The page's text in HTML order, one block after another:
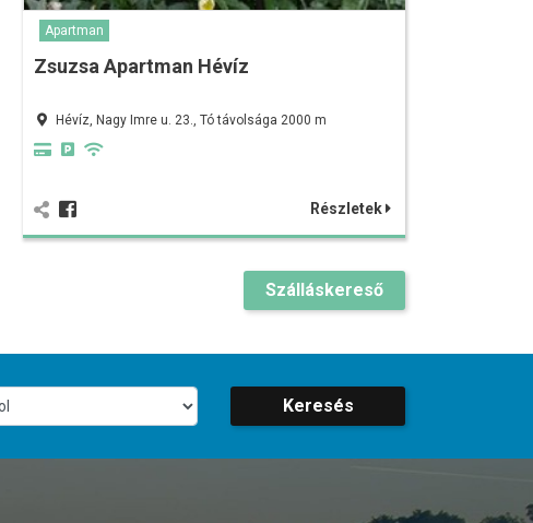
Apartman
Zsuzsa Apartman Hévíz
Hévíz, Nagy Imre u. 23., Tó távolsága 2000 m
Részletek
Szálláskereső
Keresés